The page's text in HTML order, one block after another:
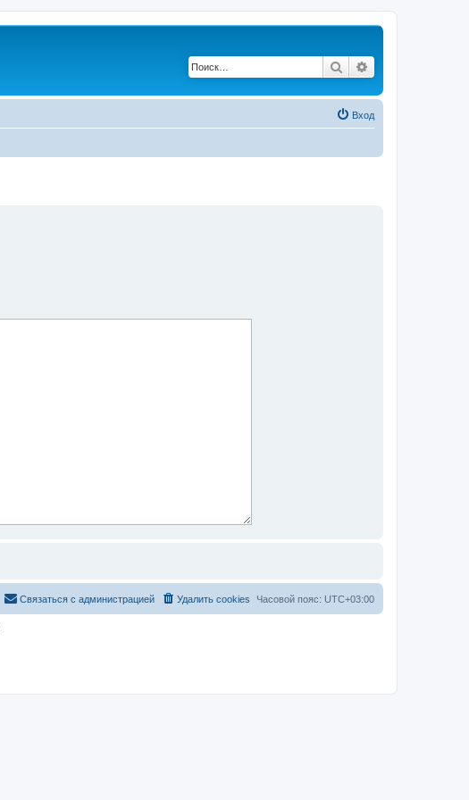
Поиск
Вход
Часовой пояс: UTC+03:00
Удалить cookies
Связаться с администрацией